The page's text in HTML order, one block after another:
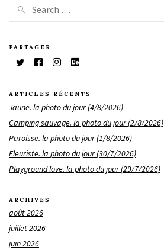
PARTAGER
ARTICLES RÉCENTS
Jaune. la photo du jour (4/8/2026)
Camping sauvage. la photo du jour (2/8/2026)
Paroisse. la photo du jour (1/8/2026)
Fleuriste. la photo du jour (30/7/2026)
Playground love. la photo du jour (29/7/2026)
ARCHIVES
août 2026
juillet 2026
juin 2026